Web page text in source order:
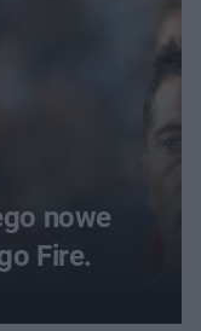
nowe
Fire.